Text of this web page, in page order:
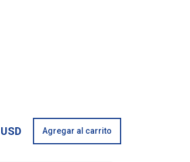
Agregar al carrito